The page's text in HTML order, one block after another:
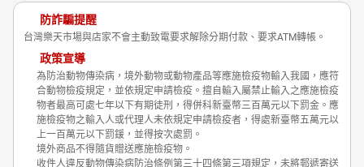
防詐騙提醒
台灣樂天市場與店家不會主動致電要求解除分期付款、要求ATM轉帳。
政策宣導
為防治動物傳染病，境外動物或動物產品等應施檢疫物輸入我國，應符
合動物檢疫規定，並依規定申請檢疫。擅自輸入屬禁止輸入之應施檢疫
物者最高可處七年以下有期徒刑，得併科新臺幣三百萬元以下罰金。應
施檢疫物之輸入人或代理人未依規定申請檢疫者，得處新臺幣五萬元以
上一百萬元以下罰鍰，並得按次處罰。
境外商品不得隨貨贈送應施檢疫物。
收件人違反動物傳染病防治條例第三十四條第三項規定，未將郵遞寄送